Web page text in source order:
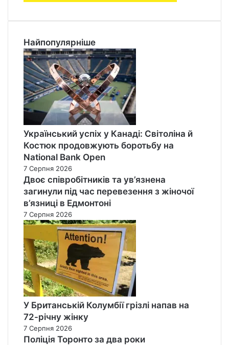
Найпопулярніше
Український успіх у Канаді: Світоліна й
Костюк продовжують боротьбу на
National Bank Open
7 Серпня 2026
Двоє співробітників та ув’язнена
загинули під час перевезення з жіночої
в’язниці в Едмонтоні
7 Серпня 2026
У Британській Колумбії грізлі напав на
72-річну жінку
7 Серпня 2026
Поліція Торонто за два роки